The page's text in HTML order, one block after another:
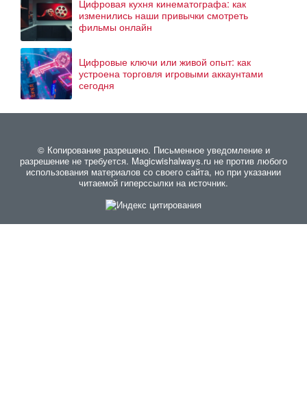
Цифровая кухня кинематографа: как
изменились наши привычки смотреть
фильмы онлайн
Цифровые ключи или живой опыт: как
устроена торговля игровыми аккаунтами
сегодня
© Копирование разрешено. Письменное уведомление и
разрешение не требуется. Magicwishalways.ru не против любого
использования материалов со своего сайта, но при указании
читаемой гиперссылки на источник.